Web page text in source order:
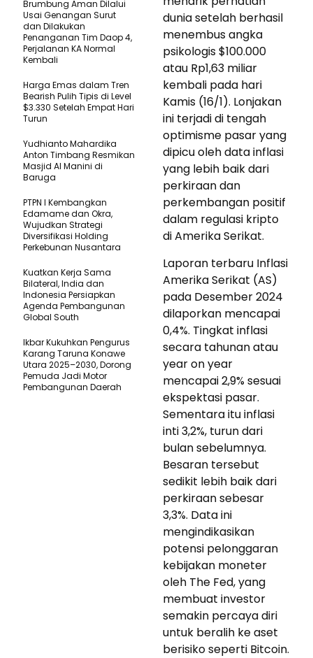
dunia setelah berhasil
menembus angka
psikologis $100.000
atau Rp1,63 miliar
kembali pada hari
Kamis (16/1). Lonjakan
ini terjadi di tengah
optimisme pasar yang
dipicu oleh data inflasi
yang lebih baik dari
perkiraan dan
perkembangan positif
dalam regulasi kripto
di Amerika Serikat.
Laporan terbaru Inflasi
Amerika Serikat (AS)
pada Desember 2024
dilaporkan mencapai
0,4%. Tingkat inflasi
secara tahunan atau
year on year
mencapai 2,9% sesuai
ekspektasi pasar.
Sementara itu inflasi
inti 3,2%, turun dari
bulan sebelumnya.
Besaran tersebut
sedikit lebih baik dari
perkiraan sebesar
3,3%. Data ini
mengindikasikan
potensi pelonggaran
kebijakan moneter
oleh The Fed, yang
membuat investor
semakin percaya diri
untuk beralih ke aset
berisiko seperti Bitcoin.
Brumbung Aman Dilalui
Usai Genangan Surut
dan Dilakukan
Penanganan Tim Daop 4,
Perjalanan KA Normal
Kembali
Harga Emas dalam Tren
Bearish Pulih Tipis di Level
$3.330 Setelah Empat Hari
Turun
Yudhianto Mahardika
Anton Timbang Resmikan
Masjid Al Manini di
Baruga
PTPN I Kembangkan
Edamame dan Okra,
Wujudkan Strategi
Diversifikasi Holding
Perkebunan Nusantara
Kuatkan Kerja Sama
Bilateral, India dan
Indonesia Persiapkan
Agenda Pembangunan
Global South
Ikbar Kukuhkan Pengurus
Karang Taruna Konawe
Utara 2025–2030, Dorong
Pemuda Jadi Motor
Pembangunan Daerah